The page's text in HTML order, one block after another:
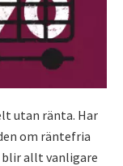
utan ränta. Har
om räntefria
allt vanligare